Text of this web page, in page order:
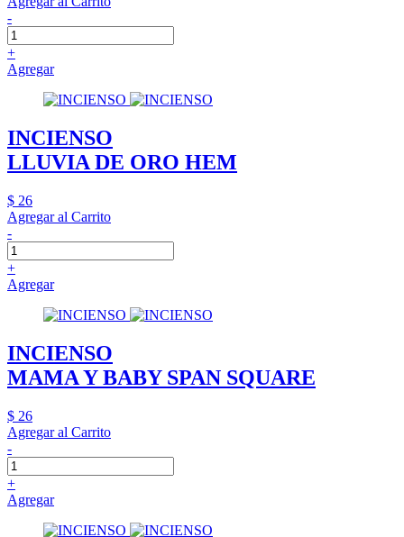
-
+
Agregar
INCIENSO
LLUVIA DE ORO HEM
$ 26
Agregar al Carrito
-
+
Agregar
INCIENSO
MAMA Y BABY SPAN SQUARE
$ 26
Agregar al Carrito
-
+
Agregar